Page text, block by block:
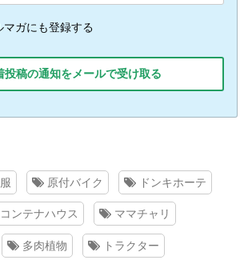
マガにも登録する
稿の通知をメールで受け取る
原付バイク ドンキホーテ
コンテナハウス ママチャリ
多肉植物 トラクター